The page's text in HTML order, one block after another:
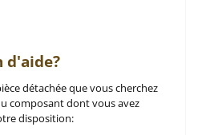
d'aide?
détachée que vous cherchez
composant dont vous avez
disposition: